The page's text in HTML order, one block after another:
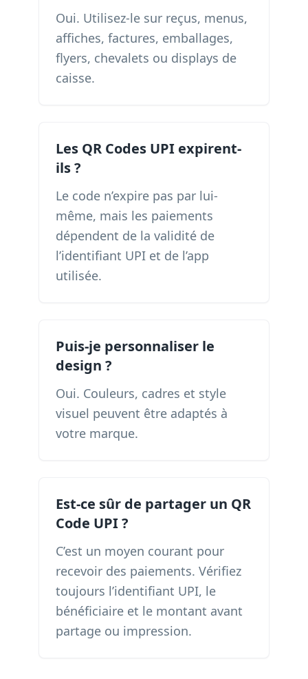
Oui. Utilisez-le sur reçus, menus,
affiches, factures, emballages,
flyers, chevalets ou displays de
caisse.
Les QR Codes UPI expirent-
ils ?
Le code n’expire pas par lui-
même, mais les paiements
dépendent de la validité de
l’identifiant UPI et de l’app
utilisée.
Puis-je personnaliser le
design ?
Oui. Couleurs, cadres et style
visuel peuvent être adaptés à
votre marque.
Est-ce sûr de partager un QR
Code UPI ?
C’est un moyen courant pour
recevoir des paiements. Vérifiez
toujours l’identifiant UPI, le
bénéficiaire et le montant avant
partage ou impression.